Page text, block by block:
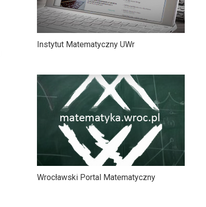
Instytut Matematyczny UWr
Wrocławski Portal Matematyczny